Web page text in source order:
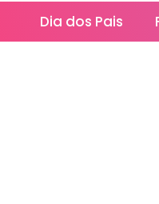
Dia dos Pais